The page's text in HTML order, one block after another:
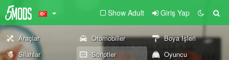
Show Adult Giriş Yap
Araçlar Otomobiller
Boya İşleri
Silahlar
Scriptler
Oyuncu